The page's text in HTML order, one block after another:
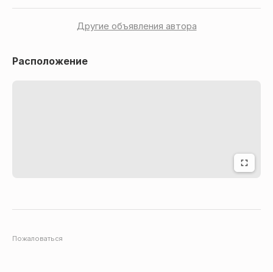
Другие объявления автора
Расположение
Пожаловаться